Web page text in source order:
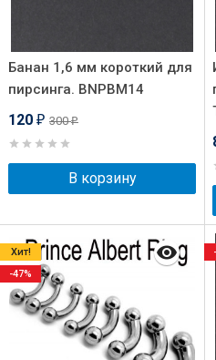
Банан 1,6 мм короткий для
пирсинга. BNPBM14
120 ₽ 300₽
В корзину
Хит!
-47%